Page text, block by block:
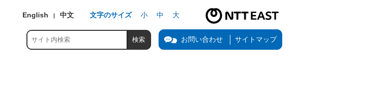
English 中文 文字のサイズ 小 中 大
NTT東日本公式サイト（新しいタブで開きます）
お問い合わせ サイトマップ